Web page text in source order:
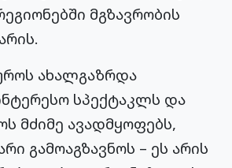
მგზავრობის
ახალგაზრდა
სპექტაკლს და
მძიმე ავადმყოფებს,
გამოაგზავნოს – ეს არის